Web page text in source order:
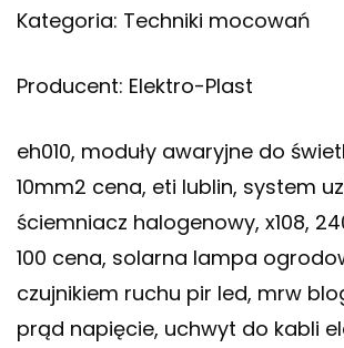
Kategoria: Techniki mocowań
Producent: Elektro-Plast
eh010, moduły awaryjne do
10mm2 cena, eti lublin, system
ściemniacz halogenowy, x108,
100 cena, solarna lampa
czujnikiem ruchu pir led, mrw
prąd napięcie, uchwyt do kabli